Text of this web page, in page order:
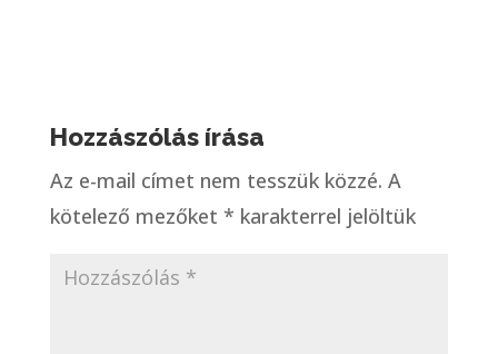
Hozzászólás írása
Az e-mail címet nem tesszük közzé. A
kötelező mezőket * karakterrel jelöltük